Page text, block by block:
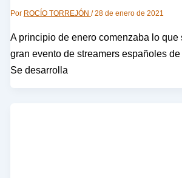
Por ROCÍO TORREJÓN /28 de enero de 2021
A principio de enero comenzaba lo que
gran evento de streamers españoles de
Se desarrolla